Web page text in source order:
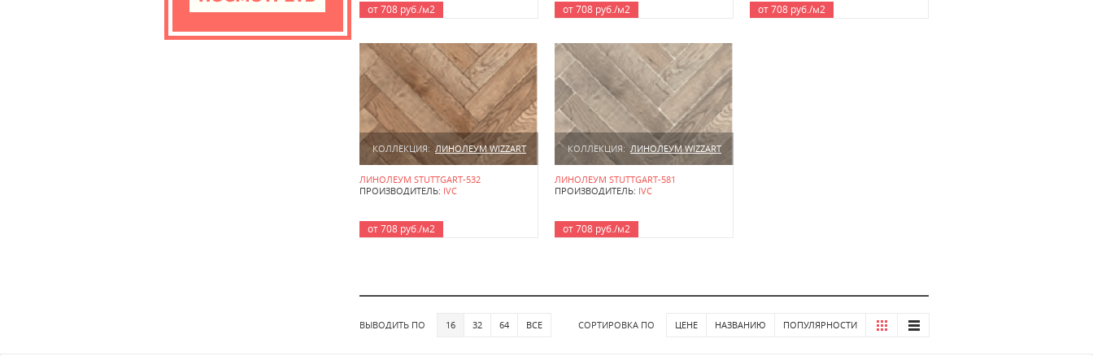
от 708 руб./м2 от 708 руб./м2 от 708 руб./м2
КОЛЛЕКЦИЯ: ЛИНОЛЕУМ WIZZART
ЛИНОЛЕУМ STUTTGART-532
ПРОИЗВОДИТЕЛЬ: IVC
от 708 руб./м2
КОЛЛЕКЦИЯ: ЛИНОЛЕУМ WIZZART
ЛИНОЛЕУМ STUTTGART-581
ПРОИЗВОДИТЕЛЬ: IVC
от 708 руб./м2
ВЫВОДИТЬ ПО 16 32 64 ВСЕ СОРТИРОВКА ПО ЦЕНЕ НАЗВАНИЮ ПОПУЛЯРНОСТИ